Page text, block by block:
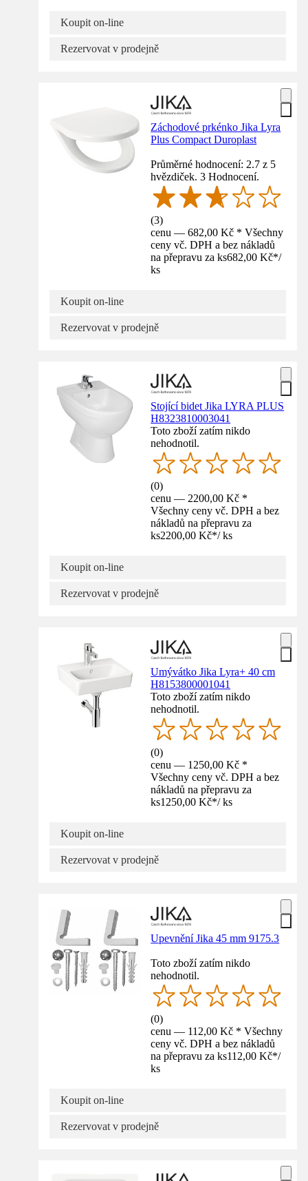
Koupit on-line
Rezervovat v prodejně
Záchodové prkénko Jika Lyra
Plus Compact Duroplast
Průměrné hodnocení: 2.7 z 5
hvězdiček. 3 Hodnocení.
(3)
cenu — 682,00 Kč * Všechny
ceny vč. DPH a bez nákladů
na přepravu za ks682,00 Kč*/
ks
Koupit on-line
Rezervovat v prodejně
Stojící bidet Jika LYRA PLUS
H8323810003041
Toto zboží zatím nikdo
nehodnotil.
(0)
cenu — 2200,00 Kč *
Všechny ceny vč. DPH a bez
nákladů na přepravu za
ks2200,00 Kč*/ ks
Koupit on-line
Rezervovat v prodejně
Umývátko Jika Lyra+ 40 cm
H8153800001041
Toto zboží zatím nikdo
nehodnotil.
(0)
cenu — 1250,00 Kč *
Všechny ceny vč. DPH a bez
nákladů na přepravu za
ks1250,00 Kč*/ ks
Koupit on-line
Rezervovat v prodejně
Upevnění Jika 45 mm 9175.3
Toto zboží zatím nikdo
nehodnotil.
(0)
cenu — 112,00 Kč * Všechny
ceny vč. DPH a bez nákladů
na přepravu za ks112,00 Kč*/
ks
Koupit on-line
Rezervovat v prodejně